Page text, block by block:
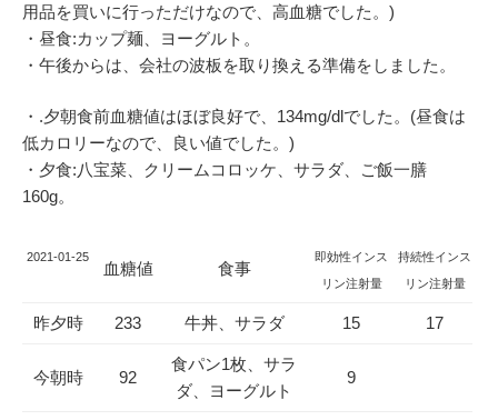
用品を買いに行っただけなので、高血糖でした。)
・昼食:カップ麺、ヨーグルト。
・午後からは、会社の波板を取り換える準備をしました。
・.夕朝食前血糖値はほぼ良好で、134mg/dlでした。(昼食は
低カロリーなので、良い値でした。)
・夕食:八宝菜、クリームコロッケ、サラダ、ご飯一膳
160g。
2021-01-25
血糖値 食事
即効性インス
リン注射量
持続性インス
リン注射量
昨夕時 233 牛丼、サラダ 15 17
今朝時 92
食パン1枚、サラ
ダ、ヨーグルト
9